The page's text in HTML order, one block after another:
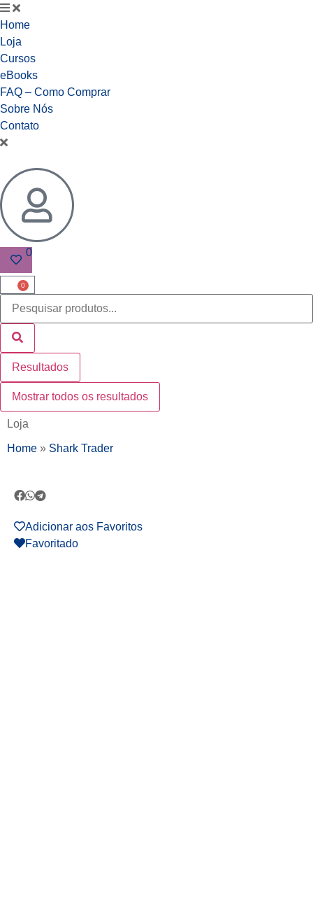
Home
Loja
Cursos
eBooks
FAQ – Como Comprar
Sobre Nós
Contato
0
0
Resultados
Mostrar todos os resultados
Loja
Home » Shark Trader
Adicionar aos Favoritos
Favoritado